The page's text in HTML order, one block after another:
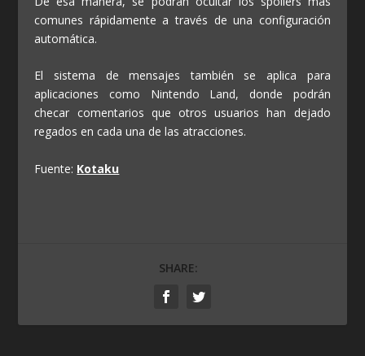
comunes rápidamente a través de una configuración
automática.
El sistema de mensajes también se aplica para
aplicaciones como Nintendo Land, donde podrán
checar comentarios que otros usuarios han dejado
regados en cada una de las atracciones.
Fuente: Kotaku
SHARE: